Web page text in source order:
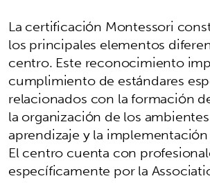
La certificación Montessori
los principales elementos
centro. Este reconocimiento
cumplimiento de estándares
relacionados con la formación
la organización de los
aprendizaje y la
El centro cuenta con
específicamente por la